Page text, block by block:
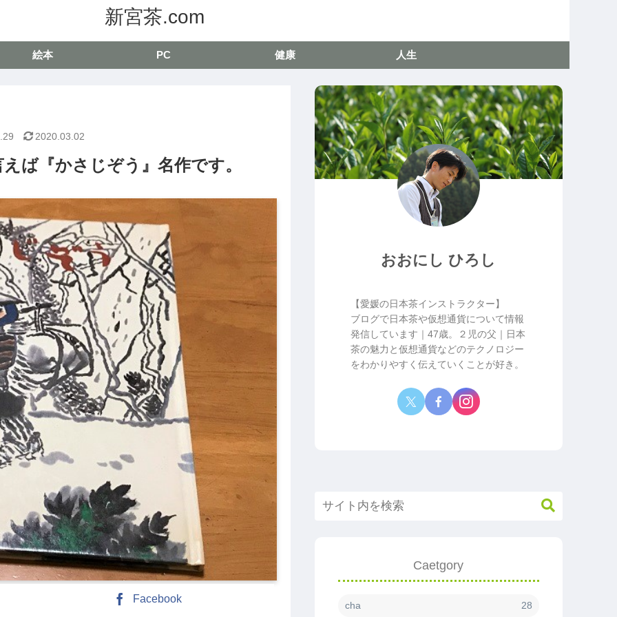
新宮茶.com
絵本 PC 健康 人生
ば『かさじぞう』名作です。
Facebook
2020.03.02
おおにし ひろし
【愛媛の日本茶インストラクター】
ブログで日本茶や仮想通貨について情報
発信しています｜47歳。２児の父｜日本
茶の魅力と仮想通貨などのテクノロジー
をわかりやすく伝えていくことが好き。
Caetgory
cha 28